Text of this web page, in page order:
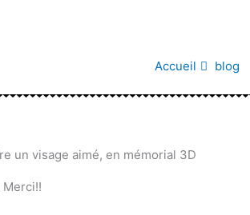
Accueil blog
un visage aimé, en mémorial 3D